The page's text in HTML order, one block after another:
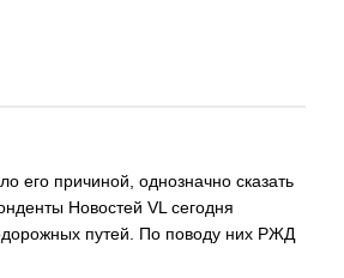
его причиной, однозначно сказать
Новостей VL сегодня
путей. По поводу них РЖД